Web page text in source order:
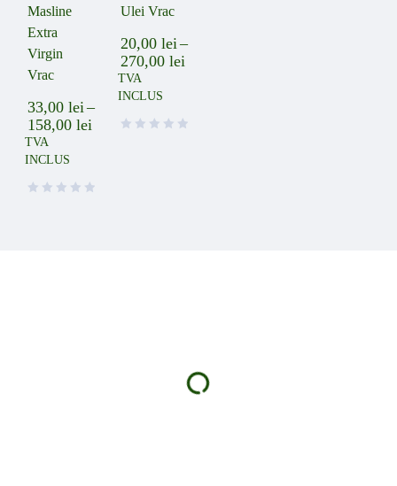
Masline
Extra
Virgin
Vrac
33,00 lei–
158,00 lei
TVA
INCLUS
Ulei Vrac
20,00 lei–
270,00 lei
TVA
INCLUS